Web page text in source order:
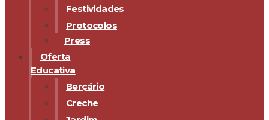
Festividades
Protocolos
Press
Oferta
Educativa
Berçário
Creche